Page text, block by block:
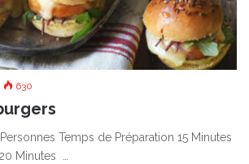
630
Temps de Préparation 15 Minutes
Minutes …